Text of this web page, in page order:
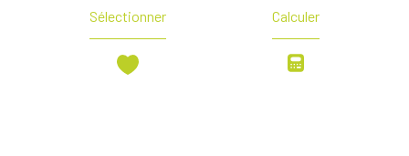
Sélectionner Calculer